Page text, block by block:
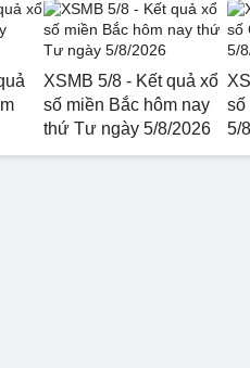
XSMB 5/8 - Kết quả xổ
số miền Bắc hôm nay
thứ Tư ngày 5/8/2026
số
5/